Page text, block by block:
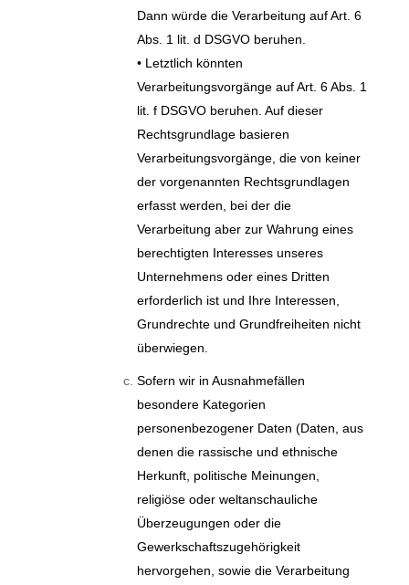
Dann würde die Verarbeitung auf Art. 6
Abs. 1 lit. d DSGVO beruhen.
• Letztlich könnten
Verarbeitungsvorgänge auf Art. 6 Abs. 1
lit. f DSGVO beruhen. Auf dieser
Rechtsgrundlage basieren
Verarbeitungsvorgänge, die von keiner
der vorgenannten Rechtsgrundlagen
erfasst werden, bei der die
Verarbeitung aber zur Wahrung eines
berechtigten Interesses unseres
Unternehmens oder eines Dritten
erforderlich ist und Ihre Interessen,
Grundrechte und Grundfreiheiten nicht
überwiegen.
Sofern wir in Ausnahmefällen
besondere Kategorien
personenbezogener Daten (Daten, aus
denen die rassische und ethnische
Herkunft, politische Meinungen,
religiöse oder weltanschauliche
Überzeugungen oder die
Gewerkschaftszugehörigkeit
hervorgehen, sowie die Verarbeitung